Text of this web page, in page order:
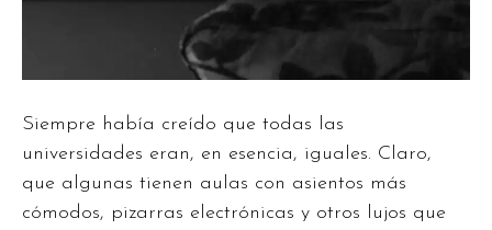
Siempre había creído que todas las
universidades eran, en esencia, iguales. Claro,
que algunas tienen aulas con asientos más
cómodos, pizarras electrónicas y otros lujos que